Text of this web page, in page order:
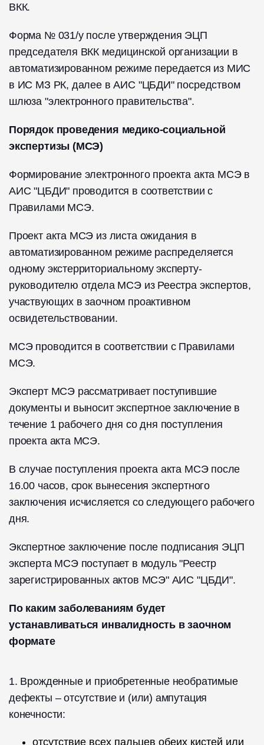
ВКК.
Форма № 031/у после утверждения ЭЦП
председателя ВКК медицинской организации в
автоматизированном режиме передается из МИС
в ИС МЗ РК, далее в АИС "ЦБДИ" посредством
шлюза "электронного правительства".
Порядок проведения медико-социальной
экспертизы (МСЭ)
Формирование электронного проекта акта МСЭ в
АИС "ЦБДИ" проводится в соответствии с
Правилами МСЭ.
Проект акта МСЭ из листа ожидания в
автоматизированном режиме распределяется
одному экстерриториальному эксперту-
руководителю отдела МСЭ из Реестра экспертов,
участвующих в заочном проактивном
освидетельствовании.
МСЭ проводится в соответствии с Правилами
МСЭ.
Эксперт МСЭ рассматривает поступившие
документы и выносит экспертное заключение в
течение 1 рабочего дня со дня поступления
проекта акта МСЭ.
В случае поступления проекта акта МСЭ после
16.00 часов, срок вынесения экспертного
заключения исчисляется со следующего рабочего
дня.
Экспертное заключение после подписания ЭЦП
эксперта МСЭ поступает в модуль "Реестр
зарегистрированных актов МСЭ" АИС "ЦБДИ".
По каким заболеваниям будет
устанавливаться инвалидность в заочном
формате
1. Врожденные и приобретенные необратимые
дефекты – отсутствие и (или) ампутация
конечности:
отсутствие всех пальцев обеих кистей или